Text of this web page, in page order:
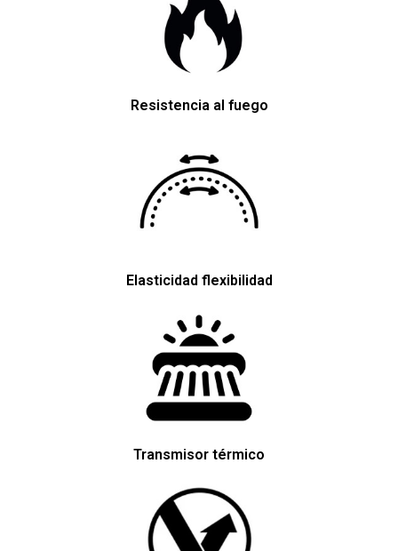
Resistencia al fuego
Elasticidad flexibilidad
Transmisor térmico